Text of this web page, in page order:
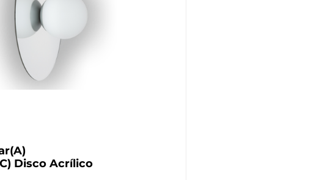
Disco Acrílico